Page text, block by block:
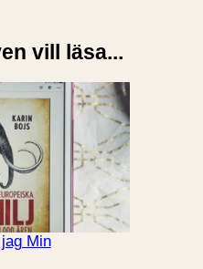
vill läsa...
Min